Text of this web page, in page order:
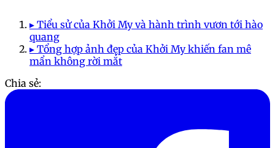
▸ Tiểu sử của Khởi My và hành trình vươn tới hào
quang
▸ Tổng hợp ảnh đẹp của Khởi My khiến fan mê
mẩn không rời mắt
Chia sẻ: